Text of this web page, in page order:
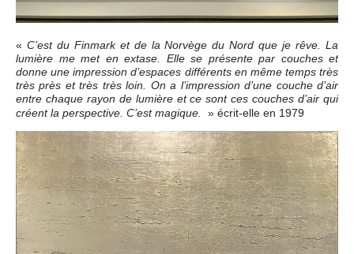
« C’est du Finmark et de la Norvège du Nord que je rêve. La
lumière me met en extase. Elle se présente par couches et
donne une impression d’espaces différents en même temps très
très près et très très loin. On a l’impression d’une couche d’air
entre chaque rayon de lumière et ce sont ces couches d’air qui
créent la perspective. C’est magique.
» écrit-elle en 1979